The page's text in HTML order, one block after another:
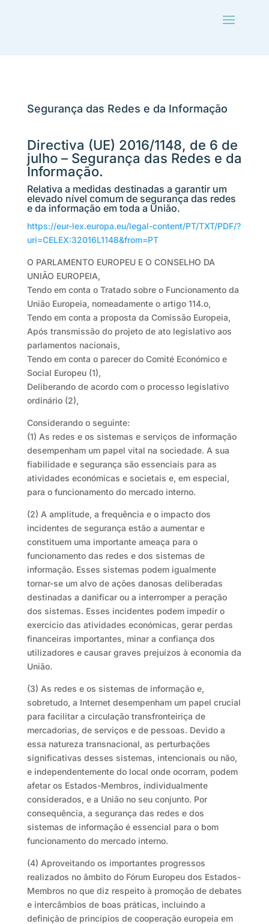
Segurança das Redes e da Informação
Directiva (UE) 2016/1148, de 6 de
julho – Segurança das Redes e da
Informação.
Relativa a medidas destinadas a garantir um
elevado nível comum de segurança das redes
e da informação em toda a União.
https://eur-lex.europa.eu/legal-content/PT/TXT/PDF/?
uri=CELEX:32016L1148&from=PT
O PARLAMENTO EUROPEU E O CONSELHO DA
UNIÃO EUROPEIA,
Tendo em conta o Tratado sobre o Funcionamento da
União Europeia, nomeadamente o artigo 114.o,
Tendo em conta a proposta da Comissão Europeia,
Após transmissão do projeto de ato legislativo aos
parlamentos nacionais,
Tendo em conta o parecer do Comité Económico e
Social Europeu (1),
Deliberando de acordo com o processo legislativo
ordinário (2),
Considerando o seguinte:
(1) As redes e os sistemas e serviços de informação
desempenham um papel vital na sociedade. A sua
fiabilidade e segurança são essenciais para as
atividades económicas e societais e, em especial,
para o funcionamento do mercado interno.
(2) A amplitude, a frequência e o impacto dos
incidentes de segurança estão a aumentar e
constituem uma importante ameaça para o
funcionamento das redes e dos sistemas de
informação. Esses sistemas podem igualmente
tornar-se um alvo de ações danosas deliberadas
destinadas a danificar ou a interromper a peração
dos sistemas. Esses incidentes podem impedir o
exercício das atividades económicas, gerar perdas
financeiras importantes, minar a confiança dos
utilizadores e causar graves prejuízos à economia da
União.
(3) As redes e os sistemas de informação e,
sobretudo, a Internet desempenham um papel crucial
para facilitar a circulação transfronteiriça de
mercadorias, de serviços e de pessoas. Devido a
essa natureza transnacional, as perturbações
significativas desses sistemas, intencionais ou não,
e independentemente do local onde ocorram, podem
afetar os Estados-Membros, individualmente
considerados, e a União no seu conjunto. Por
consequência, a segurança das redes e dos
sistemas de informação é essencial para o bom
funcionamento do mercado interno.
(4) Aproveitando os importantes progressos
realizados no âmbito do Fórum Europeu dos Estados-
Membros no que diz respeito à promoção de debates
e intercâmbios de boas práticas, incluindo a
definição de princípios de cooperação europeia em